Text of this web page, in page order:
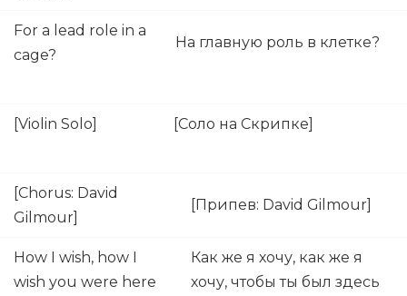
For a lead role in a
cage?
На главную роль в клетке?
[Violin Solo] [Соло на Скрипке]
[Chorus: David
Gilmour]
[Припев: David Gilmour]
How I wish, how I
wish you were here
Как же я хочу, как же я
хочу, чтобы ты был здесь